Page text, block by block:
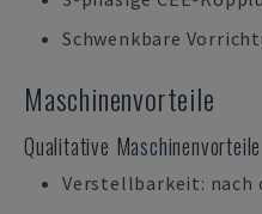
Schwenkbare
Maschinenvorteile
Qualitative Maschinenvorteile
Verstellbarkeit: nach